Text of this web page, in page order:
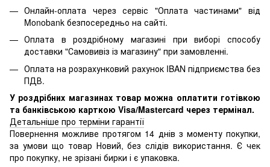
Онлайн-оплата через сервіс "Оплата частинами" від
Monobank безпосередньо на сайті.
Оплата в роздрібному магазині при виборі способу
доставки "Самовивіз із магазину" при замовленні.
Оплата на розрахунковий рахунок IBAN підприємства без
ПДВ.
У роздрібних магазинах товар можна оплатити готівкою
та банківською карткою Visa/Mastercard через термінал.
Детальніше про терміни гарантії
Повернення можливе протягом 14 днів з моменту покупки,
за умови що товар Новий, без слідів використання. Є чек
про покупку, не зрізані бирки і є упаковка.